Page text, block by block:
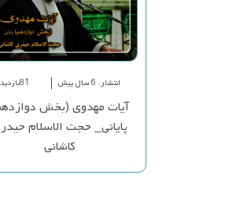
انتشار: 6 سال پیش 81بازدید
آیات مهدوی (بخش
پایانی_ حجت الاسلام
کاشانی